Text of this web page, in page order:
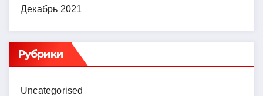
Декабрь 2021
Рубрики
Uncategorised